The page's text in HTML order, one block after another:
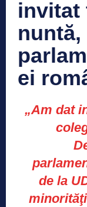
invitat
ei
„Am dat
de la